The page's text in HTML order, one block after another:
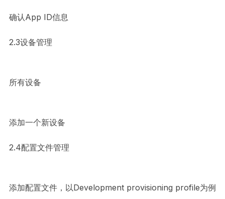
确认App ID信息
2.3设备管理
所有设备
添加一个新设备
2.4配置文件管理
添加配置文件，以Development provisioning profile为例